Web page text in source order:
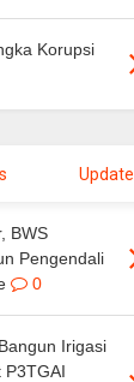
Korupsi
Update
BWS
Pengendali
0
Irigasi
P3TGAI